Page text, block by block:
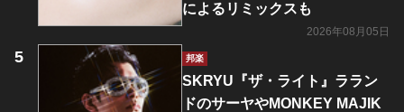
によるリミックスも
2026年08月05日
邦楽
SKRYU『ザ・ライト』ララン
ドのサーヤやMONKEY MAJIK